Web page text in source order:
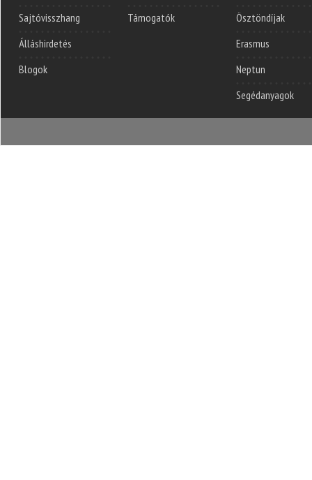
Sajtóvisszhang
Álláshirdetés
Blogok
Támogatók
Ösztöndíjak
Erasmus
Neptun
Segédanyagok